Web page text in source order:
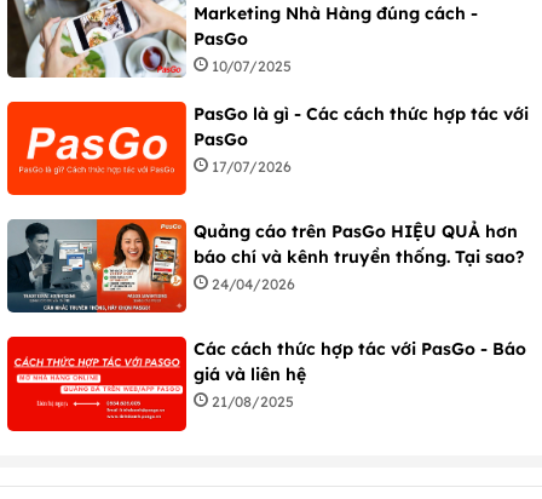
Marketing Nhà Hàng đúng cách -
PasGo
10/07/2025
PasGo là gì - Các cách thức hợp tác với
PasGo
17/07/2026
Quảng cáo trên PasGo HIỆU QUẢ hơn
báo chí và kênh truyền thống. Tại sao?
24/04/2026
Các cách thức hợp tác với PasGo - Báo
giá và liên hệ
21/08/2025